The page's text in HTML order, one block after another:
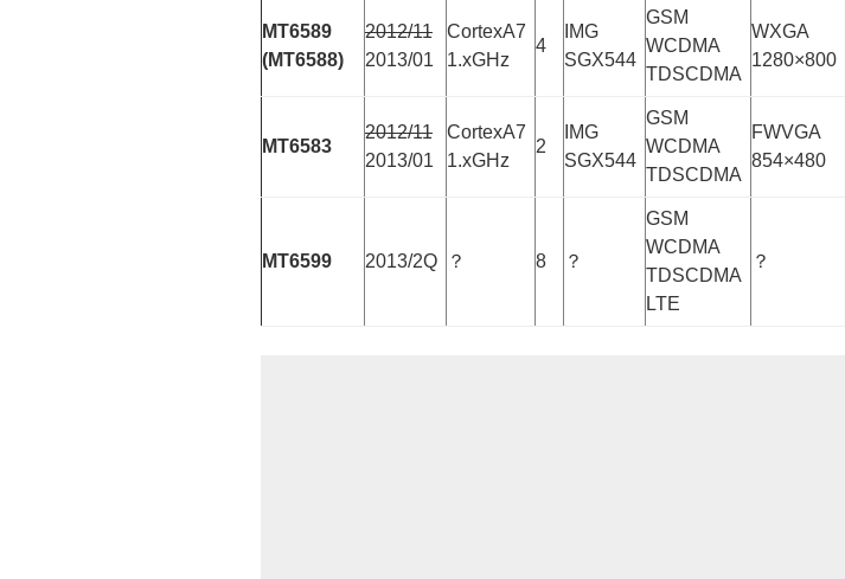
MT6589
(MT6588)
2012/11
2013/01
CortexA7
1.xGHz
4
IMG
SGX544
GSM
WCDMA
TDSCDMA
WXGA
1280×800
MT6583
2012/11
2013/01
CortexA7
1.xGHz
2
IMG
SGX544
GSM
WCDMA
TDSCDMA
FWVGA
854×480
MT6599 2013/2Q ？ 8 ？
GSM
WCDMA
TDSCDMA
LTE
？